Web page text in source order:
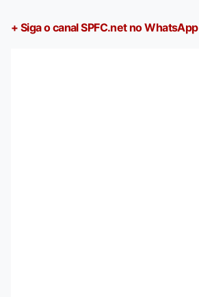
+ Siga o canal SPFC.net no WhatsApp